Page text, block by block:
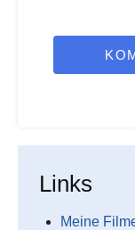
Links
Meine